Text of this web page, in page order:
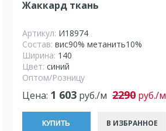
Жаккард ткань
Артикул: И18974
Состав: вис90% метанить10%
Ширина: 140
Цвет: синий
Оптом/Розницу
Цена: 1 603руб./м 2290руб./м
КУПИТЬ В ИЗБРАННОЕ